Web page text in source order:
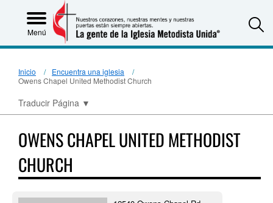
Menú
Inicio
Encuentra una iglesia
Owens Chapel United Methodist Church
Traducir Página ▼
OWENS CHAPEL UNITED METHODIST
CHURCH